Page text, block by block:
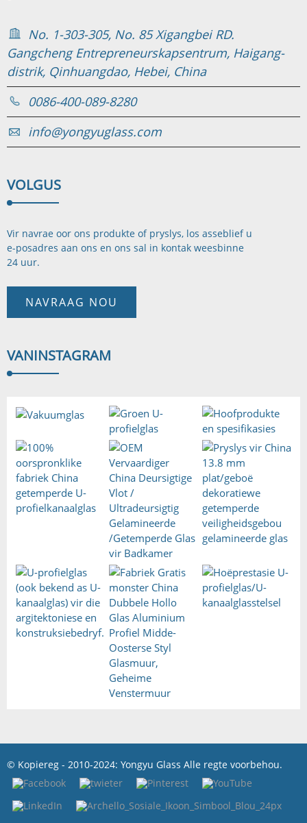
No. 1-303-305, No. 85 Xigangbei RD.
Gangcheng Entrepreneurskapsentrum, Haigang-
distrik, Qinhuangdao, Hebei, China
0086-400-089-8280
info@yongyuglass.com
VOLGUS
Vir navrae oor ons produkte of pryslys, los asseblief u
e-posadres aan ons en ons sal in kontak weesbinne
24 uur.
NAVRAAG NOU
VANINSTAGRAM
© Kopiereg - 2010-2024: Yongyu Glass Alle regte voorbehou.